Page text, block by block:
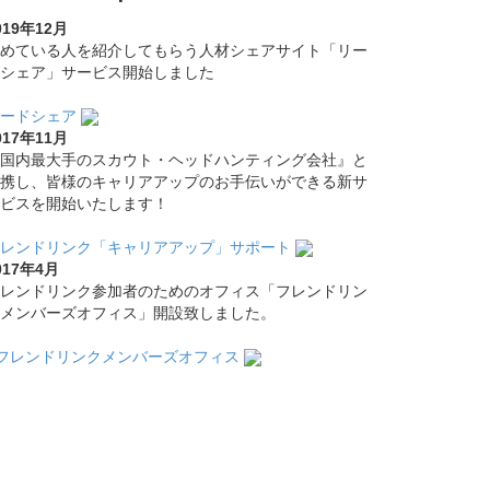
年12月
ている人を紹介してもらう人材シェアサイト「リー
シェア」サービス開始しました
ドシェア
年11月
国内最大手のスカウト・ヘッドハンティング会社』と
し、皆様のキャリアアップのお手伝いができる新サ
スを開始いたします！
ンドリンク「キャリアアップ」サポート
年4月
ンドリンク参加者のためのオフィス「フレンドリン
ンバーズオフィス」開設致しました。
レンドリンクメンバーズオフィス